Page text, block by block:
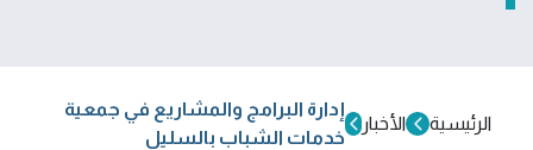
الرئيسية الأخبار
إدارة البرامج والمشاريع في جمعية
خدمات الشباب بالسليل